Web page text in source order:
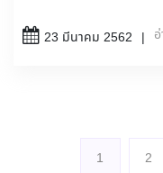
23 มีนาคม 2562
1 (current)2